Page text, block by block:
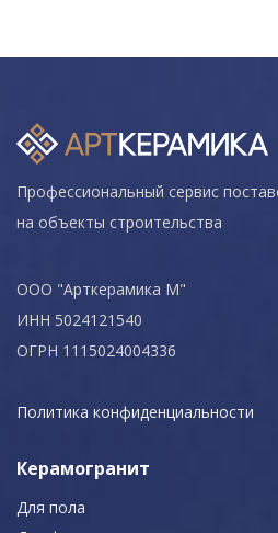
Профессиональный сервис
на объекты строительства
ООО "Арткерамика М"
ИНН 5024121540
ОГРН 1115024004336
Политика конфиденциальности
Керамогранит
Для пола